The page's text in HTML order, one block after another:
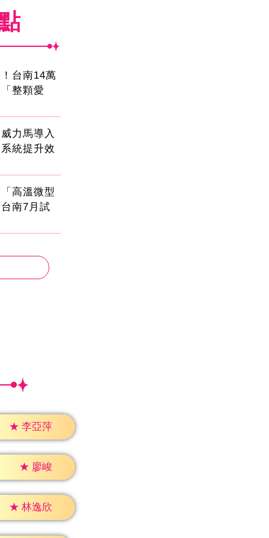
台南14萬
整顆愛
力馬導入
統提升效
高溫微型
南7月試
★ 李亞萍
★ 廖峻
★ 林逸欣